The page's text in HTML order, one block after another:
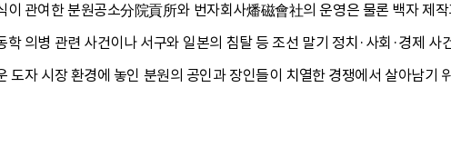
이 관여한 분원공소分院貢所와 번자회사燔磁會社의 운영은 물론 백자 제
학 의병 관련 사건이나 서구와 일본의 침탈 등 조선 말기 정치·사회·경제
도자 시장 환경에 놓인 분원의 공인과 장인들이 치열한 경쟁에서 살아남기